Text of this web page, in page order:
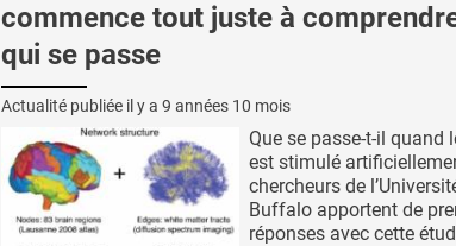
commence tout juste à
qui se passe
Actualité publiée il y a 9 années 10 mois
Que se passe-t-il quand
est stimulé
chercheurs de
Buffalo apportent de
réponses avec cette